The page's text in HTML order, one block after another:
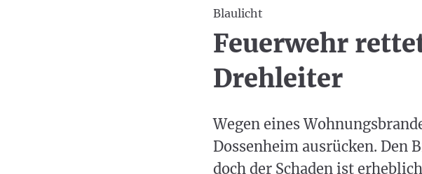
Blaulicht
Feuerwehr
Drehleiter
Wegen eines
Dossenheim ausrücken. Den
doch der Schaden ist